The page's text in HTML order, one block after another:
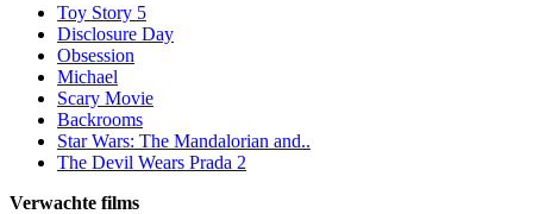
Toy Story 5
Disclosure Day
Obsession
Michael
Scary Movie
Backrooms
Star Wars: The Mandalorian and..
The Devil Wears Prada 2
Verwachte films